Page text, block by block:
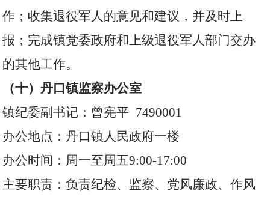
作；收集退役军人的意见和建议，并及时上
报；完成镇党委政府和上级退役军人部门交办
的其他工作。
（十）丹口镇监察办公室
镇纪委副书记：曾宪平 7490001
办公地点：丹口镇人民政府一楼
办公时间：周一至周五9:00-17:00
主要职责：负责纪检、监察、党风廉政、作风